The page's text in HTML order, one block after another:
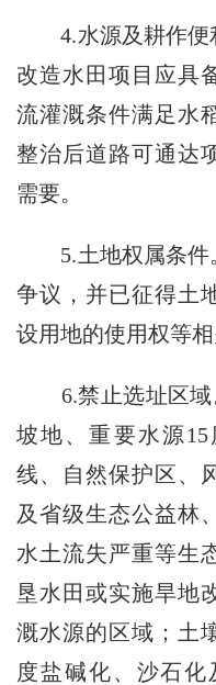
4.水源及耕作便
改造水田项目应具
流灌溉条件满足水
整治后道路可通达
需要。
5.土地权属条件
争议，并已征得土
设用地的使用权等相
6.禁止选址区域
坡地、重要水源
线、自然保护区、
及省级生态公益林
水土流失严重等生
垦水田或实施旱地
溉水源的区域；土
度盐碱化、沙石化